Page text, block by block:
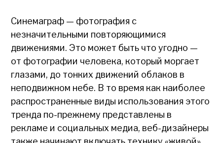
Синемаграф — фотография с
незначительными повторяющимися
движениями. Это может быть что угодно —
от фотографии человека, который моргает
глазами, до тонких движений облаков в
неподвижном небе. В то время как наиболее
распространенные виды использования этого
тренда по-прежнему представлены в
рекламе и социальных медиа, веб-дизайнеры